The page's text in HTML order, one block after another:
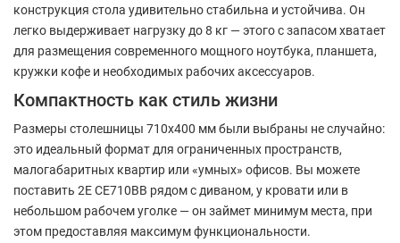
конструкция стола удивительно стабильна и устойчива. Он
легко выдерживает нагрузку до 8 кг — этого с запасом хватает
для размещения современного мощного ноутбука, планшета,
кружки кофе и необходимых рабочих аксессуаров.
Компактность как стиль жизни
Размеры столешницы 710х400 мм были выбраны не случайно:
это идеальный формат для ограниченных пространств,
малогабаритных квартир или «умных» офисов. Вы можете
поставить 2E CE710BB рядом с диваном, у кровати или в
небольшом рабочем уголке — он займет минимум места, при
этом предоставляя максимум функциональности.